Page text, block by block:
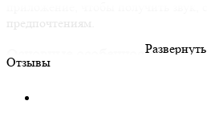
предпочтениям.
Основные особенности:Развернуть
Отзывы